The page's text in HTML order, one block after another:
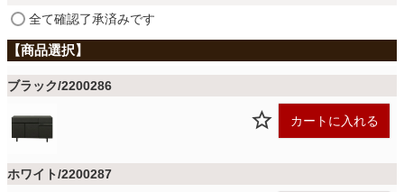
収納用品
キッチン用品
必
須
)
全て確認了承済みです
ブラック/2200286
カートに入れる
ホワイト/2200287